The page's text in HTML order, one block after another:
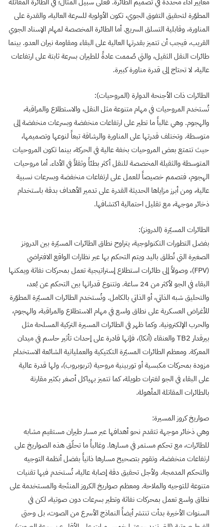
المطوّرة لتحقيق التفوق الجوي، تكون الأولوية للسرعة العالية، والقدرة على
المناورة، وقابلية التسلق السريع. أما الطائرة المخصصة لمهام الإسناد الجوي
القريب، فيجب أن تتميز بقدرتها العالية على البقاء ومقاومة نيران العدو. بينما
طائرات النقل الثقيل، والتي صُممت عادةً للطيران بسرعة ثابتة على ارتفاعات
عالية، لا تحتاج إلى قدرة مناورة كبيرة.
الطائرات ذات الأجنحة الدوارة (المروحيات):
تُستخدم المروحيات في مهام متنوعة مثل النقل، والاستطلاع والمراقبة،
والهجوم. وهي غالباً ما تطير على ارتفاعات منخفضة وبسرعات منخفضة إلى
متوسطة. وتختلف قدرتها على المناورة والرشاقة تبعاً لنوعها وتصميمها،
حيث تتمتع بعض المروحيات بخفة عالية في الحركة، بينما تكون المروحيات
المتوسطة والثقيلة المخصصة للنقل أكثر بطئاً وثقلاً في الأداء. أما مروحيات
الهجوم، فتصمم خصيصاً للعمل على ارتفاعات منخفضة وبسرعات نسبية
عالية، ومن أبرز مزاياها الحديثة القدرة على تدمير الأهداف بدقة باستخدام
ذخائر موجهة، مع تقليل احتمالية اكتشافها.
الطائرات المسيّرة (الدرونز):
بفضل التطورات التكنولوجية، يتراوح نطاق الطائرات المسيّرة بين الدرونز
الصغيرة التي تُطلق باليد ويتم التحكم بها عبر نظارات الواقع الافتراضي
(FPV)، وصولاً إلى طائرات استطلاع إستراتيجية تعمل بمحركات نفاثة ويمكنها
البقاء في الجو لأكثر من 24 ساعة. وتتنوع قدراتها بين التحكم عن بُعد،
والتحليق شبه الذاتي، أو الذاتي بالكامل. وتُستخدم الطائرات المسيّرة المطوّرة
للأغراض العسكرية على نطاق واسع في مهام الاستطلاع والمراقبة، والهجوم،
والحرب الإلكترونية. وكما ظهر في الطائرات المسيرة التركية المسلحة مثل
بيرقدار TB2 والعنقاء (أنكا)، فإنها قادرة على إحداث تأثير حاسم في ميدان
المعركة. ومعظم الطائرات المسيّرة التكتيكية والعملياتية الشائعة الاستخدام
مزودة بمحركات مكبسية أو توربينية مروحية (تربوبروب)، ولها قدرة عالية
على البقاء في الجو لفترات طويلة، كما تتميز بهياكل أصغر بكثير مقارنة
بالطائرات المقاتلة المأهولة.
صواريخ كروز المسيرة:
وهي ذخائر موجهة تتقدم نحو أهدافها عبر مسار طيران مستقيم مشابه
للطائرات، مع تحكم مستمر في مسارها. وغالباً ما تحلّق هذه الصواريخ على
ارتفاعات منخفضة، وتقوم بتصحيح مسارها ذاتياً بفضل أنظمة التوجيه
والتحكم المدمجة. ولأجل تحقيق دقة إصابة عالية، تُستخدم فيها تقنيات
متنوعة للتوجيه والملاحة. ومعظم صواريخ الكروز المنتَجة والمستخدمة على
نطاق واسع تعمل بمحركات نفاثة وتطير بسرعات دون صوتية، لكن في
السنوات الأخيرة بدأت تنتشر أيضاً النماذج الأسرع من الصوت، بل وحتى